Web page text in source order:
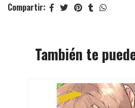
Compartir:
También te